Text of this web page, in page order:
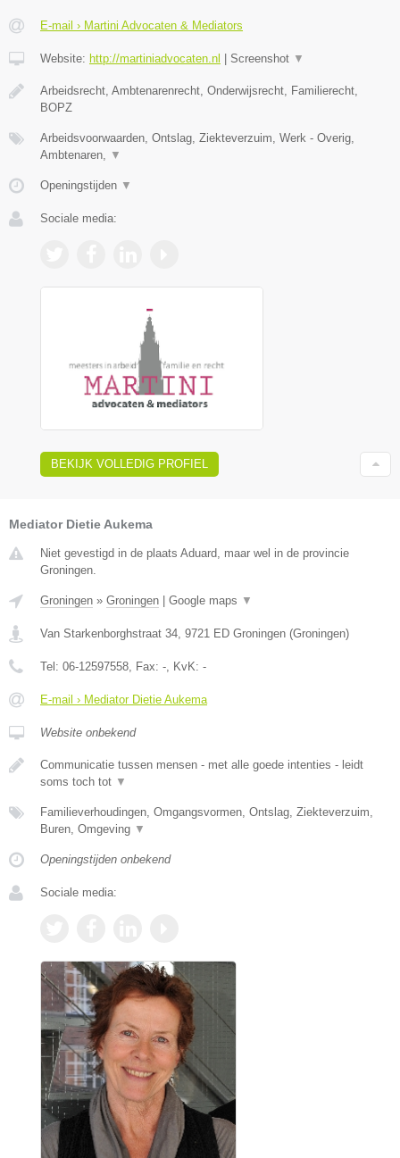
E-mail › Martini Advocaten & Mediators
Website: http://martiniadvocaten.nl Screenshot ▼
Arbeidsrecht, Ambtenarenrecht, Onderwijsrecht, Familierecht,
BOPZ
Arbeidsvoorwaarden, Ontslag, Ziekteverzuim, Werk - Overig,
Ambtenaren,
▼
Openingstijden ▼
Sociale media:
BEKIJK VOLLEDIG PROFIEL
Mediator Dietie Aukema
Niet gevestigd in de plaats Aduard, maar wel in de provincie
Groningen.
Groningen » Groningen | Google maps ▼
Van Starkenborghstraat 34 9721 ED Groningen (Groningen)
Tel: 06-12597558 , Fax: - , KvK: -
E-mail › Mediator Dietie Aukema
Website onbekend
Communicatie tussen mensen - met alle goede intenties - leidt
soms toch tot ▼
Familieverhoudingen, Omgangsvormen, Ontslag, Ziekteverzuim,
Buren, Omgeving ▼
Openingstijden onbekend
Sociale media: